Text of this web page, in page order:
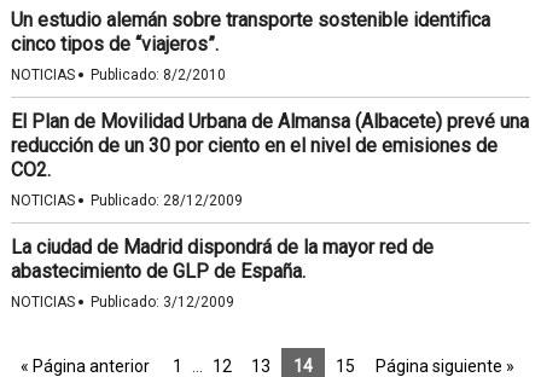
Un estudio alemán sobre transporte sostenible identifica
cinco tipos de “viajeros”.
NOTICIAS · Publicado: 8/2/2010
El Plan de Movilidad Urbana de Almansa (Albacete) prevé una
reducción de un 30 por ciento en el nivel de emisiones de
CO2.
NOTICIAS · Publicado: 28/12/2009
La ciudad de Madrid dispondrá de la mayor red de
abastecimiento de GLP de España.
NOTICIAS · Publicado: 3/12/2009
« Página anterior 1 12 13 14 15 Página siguiente »